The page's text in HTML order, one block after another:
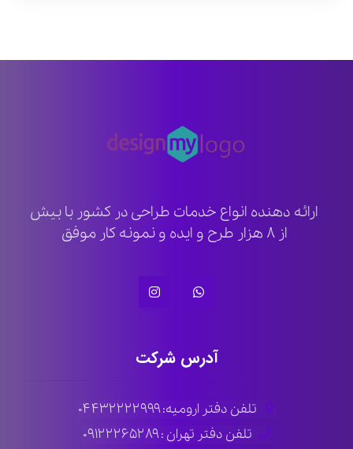
ارائه دهنده انواع خدمات طراحی در کشور با بیش
از ۸ هزار طرح و ایده و نمونه کار موفق
آدرس شرکت
تلفن دفتر ارومیه: ۰۴۴۳۲۲۲۲۹۹۹
تلفن دفتر تهران : ۰۹۱۲۲۲۶۵۲۸۹